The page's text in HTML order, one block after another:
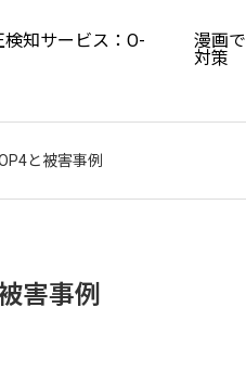
検知サービス：O-
漫画
対策
と被害事例
害事例